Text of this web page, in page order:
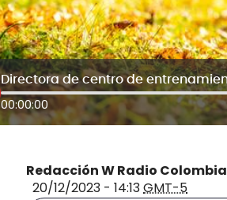
00:00:00
Redacción W Radio Colombia
20/12/2023 - 14:13GMT-5